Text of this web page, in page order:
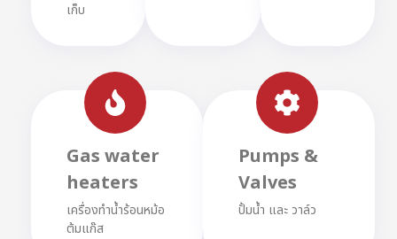
เก็บ
Gas water
heaters
เครื่องทำน้ำร้อนหม้อ
ต้มแก๊ส
Pumps &
Valves
ปั้มน้ำ และ วาล์ว